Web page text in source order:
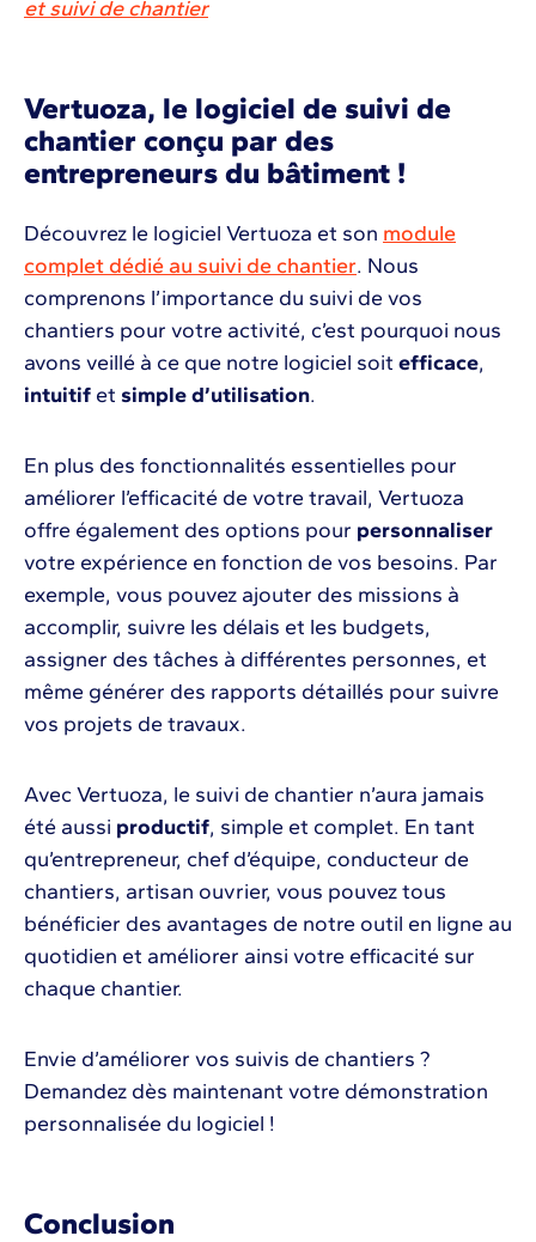
et suivi de chantier
Vertuoza, le logiciel de suivi de
chantier conçu par des
entrepreneurs du bâtiment !
Découvrez le logiciel Vertuoza et son module
complet dédié au suivi de chantier. Nous
comprenons l’importance du suivi de vos
chantiers pour votre activité, c’est pourquoi nous
avons veillé à ce que notre logiciel soit efficace,
intuitif et simple d’utilisation.
En plus des fonctionnalités essentielles pour
améliorer l’efficacité de votre travail, Vertuoza
offre également des options pour personnaliser
votre expérience en fonction de vos besoins. Par
exemple, vous pouvez ajouter des missions à
accomplir, suivre les délais et les budgets,
assigner des tâches à différentes personnes, et
même générer des rapports détaillés pour suivre
vos projets de travaux.
Avec Vertuoza, le suivi de chantier n’aura jamais
été aussi productif, simple et complet. En tant
qu’entrepreneur, chef d’équipe, conducteur de
chantiers, artisan ouvrier, vous pouvez tous
bénéficier des avantages de notre outil en ligne au
quotidien et améliorer ainsi votre efficacité sur
chaque chantier.
Envie d’améliorer vos suivis de chantiers ?
Demandez dès maintenant votre démonstration
personnalisée du logiciel !
Conclusion